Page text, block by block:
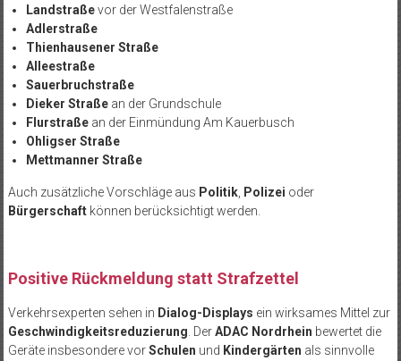
Landstraßevor der Westfalenstraße
Adlerstraße
Thienhausener Straße
Alleestraße
Sauerbruchstraße
Dieker Straßean der Grundschule
Flurstraßean der Einmündung Am Kauerbusch
Ohligser Straße
Mettmanner Straße
Auch zusätzliche Vorschläge aus Politik, Polizei oder
Bürgerschaftkönnen berücksichtigt werden.
Positive Rückmeldung statt Strafzettel
Verkehrsexperten sehen in Dialog-Displays ein wirksames Mittel zur
Geschwindigkeitsreduzierung. DerADAC Nordrhein bewertet die
Geräte insbesondere vorSchulen und Kindergärten als sinnvolle